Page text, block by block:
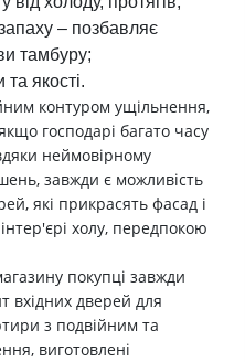
– позбавляє
тамбуру;
якості.
контуром ущільнення,
господарі багато часу
неймовірному
завжди є можливість
які прикрасять фасад і
холу, передпокою
покупці завжди
вхідних дверей для
з подвійним та
виготовлені